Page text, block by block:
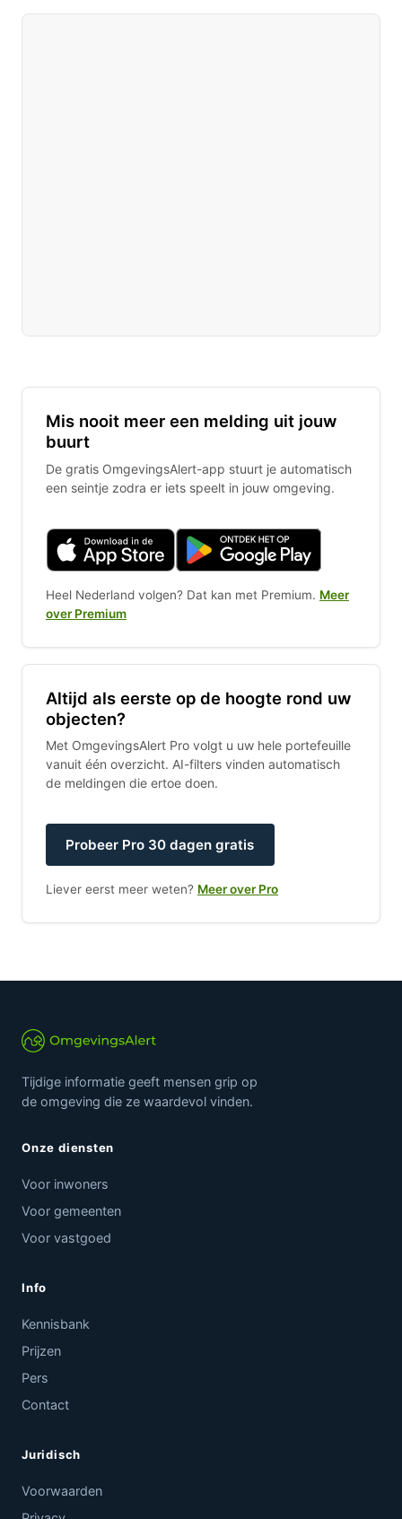
Mis nooit meer een melding uit jouw
buurt
De gratis OmgevingsAlert-app stuurt je automatisch
een seintje zodra er iets speelt in jouw omgeving.
Heel Nederland volgen? Dat kan met Premium. Meer
over Premium
Altijd als eerste op de hoogte rond uw
objecten?
Met OmgevingsAlert Pro volgt u uw hele portefeuille
vanuit één overzicht. AI-filters vinden automatisch
de meldingen die ertoe doen.
Probeer Pro 30 dagen gratis
Liever eerst meer weten? Meer over Pro
Tijdige informatie geeft mensen grip op
de omgeving die ze waardevol vinden.
Onze diensten
Voor inwoners
Voor gemeenten
Voor vastgoed
Info
Kennisbank
Prijzen
Pers
Contact
Juridisch
Voorwaarden